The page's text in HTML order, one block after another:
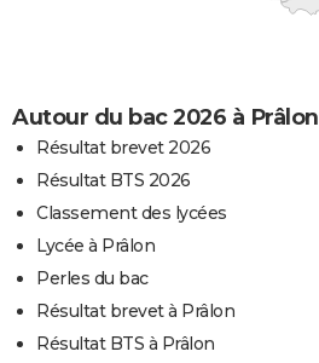
Autour du bac 2026 à Prâlon
Résultat brevet 2026
Résultat BTS 2026
Classement des lycées
Lycée à Prâlon
Perles du bac
Résultat brevet à Prâlon
Résultat BTS à Prâlon